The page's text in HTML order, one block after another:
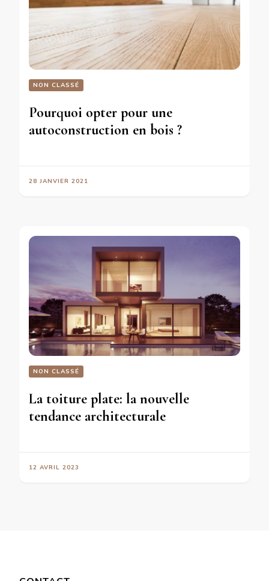
NON CLASSÉ
Pourquoi opter pour une
autoconstruction en bois ?
28 JANVIER 2021
NON CLASSÉ
La toiture plate: la nouvelle
tendance architecturale
12 AVRIL 2023